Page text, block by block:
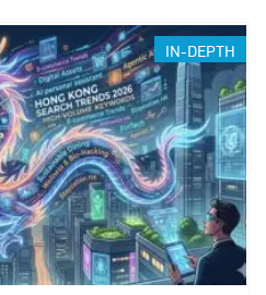
IN-DEPTH